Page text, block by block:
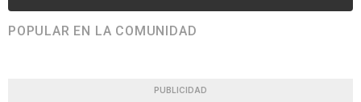
POPULAR EN LA COMUNIDAD
PUBLICIDAD